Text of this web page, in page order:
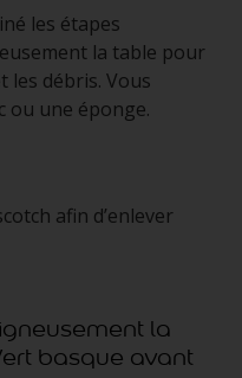
les étapes
la table pour
les débris. Vous
ou une éponge.
afin d’enlever
la
basque avant